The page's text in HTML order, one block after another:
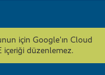
için Google'ın Cloud
içeriği düzenlemez.